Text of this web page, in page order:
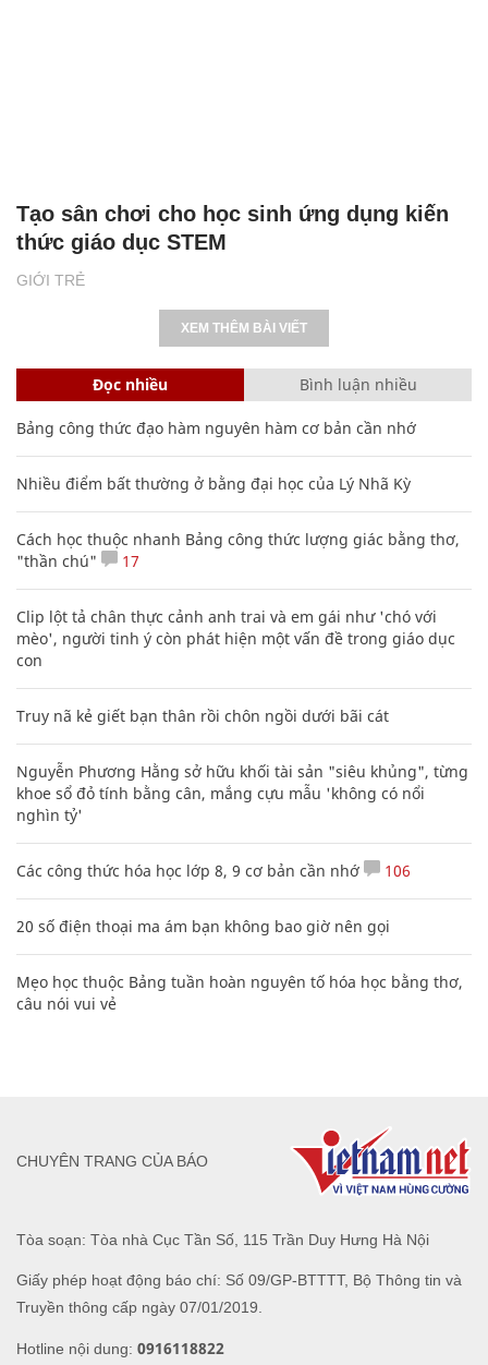
GIỚI TRẺ
Tạo sân chơi cho học sinh ứng dụng kiến
thức giáo dục STEM
XEM THÊM BÀI VIẾT
Đọc nhiều Bình luận nhiều
Bảng công thức đạo hàm nguyên hàm cơ bản cần nhớ
Nhiều điểm bất thường ở bằng đại học của Lý Nhã Kỳ
Cách học thuộc nhanh Bảng công thức lượng giác bằng thơ,
"thần chú"
17
Clip lột tả chân thực cảnh anh trai và em gái như 'chó với
mèo', người tinh ý còn phát hiện một vấn đề trong giáo dục
con
Truy nã kẻ giết bạn thân rồi chôn ngồi dưới bãi cát
Nguyễn Phương Hằng sở hữu khối tài sản "siêu khủng", từng
khoe sổ đỏ tính bằng cân, mắng cựu mẫu 'không có nổi
nghìn tỷ'
Các công thức hóa học lớp 8, 9 cơ bản cần nhớ 106
20 số điện thoại ma ám bạn không bao giờ nên gọi
Mẹo học thuộc Bảng tuần hoàn nguyên tố hóa học bằng thơ,
câu nói vui vẻ
Tòa soạn: Tòa nhà Cục Tần Số, 115 Trần Duy Hưng Hà Nội
Giấy phép hoạt động báo chí: Số 09/GP-BTTTT, Bộ Thông tin và
Truyền thông cấp ngày 07/01/2019.
Hotline nội dung: 0916118822
CHUYÊN TRANG CỦA BÁO